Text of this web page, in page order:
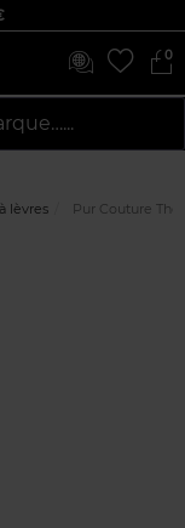
0
lèvres Pur Couture